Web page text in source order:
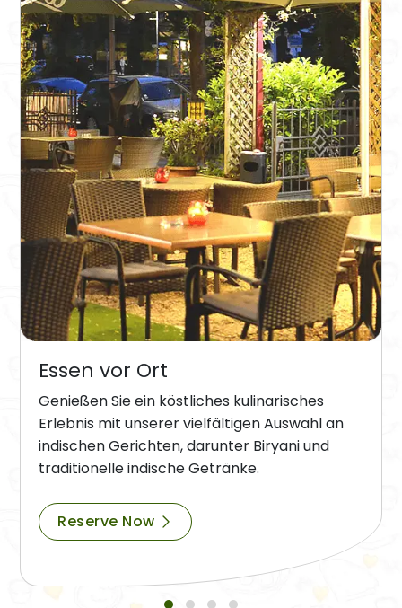
Essen vor Ort
Genießen Sie ein köstliches kulinarisches
Erlebnis mit unserer vielfältigen Auswahl an
indischen Gerichten, darunter Biryani und
traditionelle indische Getränke.
Reserve Now